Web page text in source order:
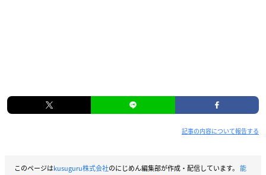
記事の内容について報告する
このページはkusuguru株式会社のにじめん編集部が作成・配信しています。 能